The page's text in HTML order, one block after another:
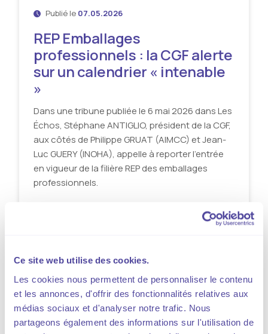
Ce site web utilise des cookies.
Les cookies nous permettent de personnaliser le contenu
et les annonces, d'offrir des fonctionnalités relatives aux
médias sociaux et d'analyser notre trafic. Nous
partageons également des informations sur l'utilisation de
Publié le 07.05.2026
REP Emballages
professionnels : la CGF alerte
sur un calendrier « intenable
»
Dans une tribune publiée le 6 mai 2026 dans Les
Échos, Stéphane ANTIGLIO, président de la CGF,
aux côtés de Philippe GRUAT (AIMCC) et Jean-
Luc GUERY (INOHA), appelle à reporter l’entrée
en vigueur de la filière REP des emballages
professionnels.
ACTUALITÉ